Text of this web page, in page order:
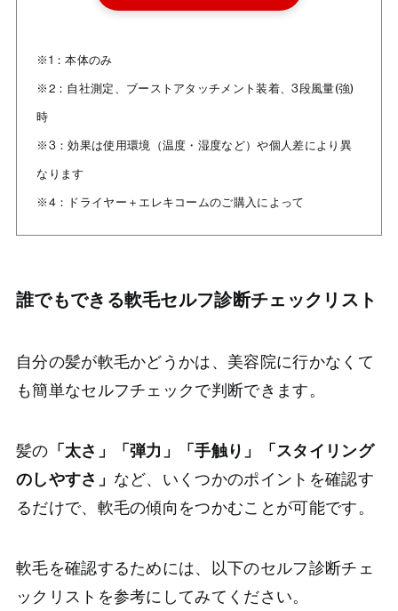
※1：本体のみ
※2：自社測定、ブーストアタッチメント装着、3段風量(強)
時
※3：効果は使用環境（温度・湿度など）や個人差により異
なります
※4：ドライヤー＋エレキコームのご購入によって
誰でもできる軟毛セルフ診断チェックリスト
自分の髪が軟毛かどうかは、美容院に行かなくて
も簡単なセルフチェックで判断できます。
髪の 「太さ」「弾力」「手触り」「スタイリング
のしやすさ」 など、いくつかのポイントを確認す
るだけで、軟毛の傾向をつかむことが可能です。
軟毛を確認するためには、以下のセルフ診断チェ
ックリストを参考にしてみてください。